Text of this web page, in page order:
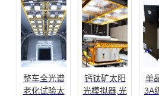
整车全光谱
老化试验太
钙钛矿太阳
光模拟器,光
单
3A